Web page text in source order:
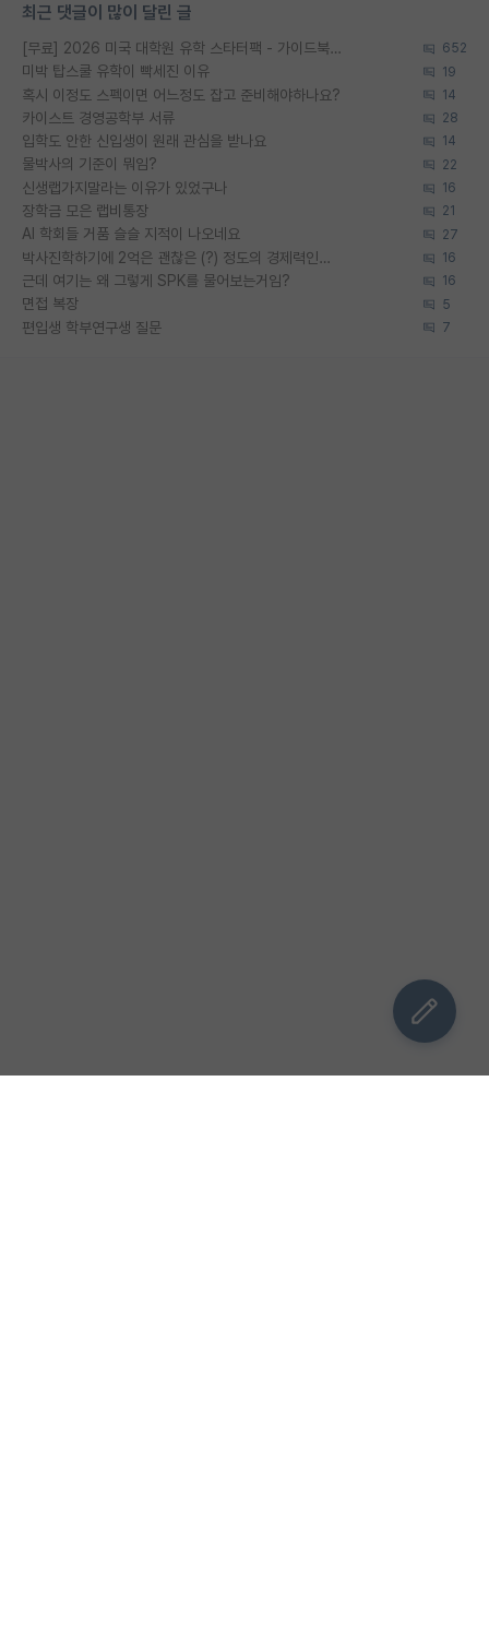
최근 댓글이 많이 달린 글
[무료] 2026 미국 대학원 유학 스타터팩 - 가이드북 & 합격자 컨택메일 템플릿 652
미박 탑스쿨 유학이 빡세진 이유 19
혹시 이정도 스펙이면 어느정도 잡고 준비해야하나요? 14
카이스트 경영공학부 서류 28
입학도 안한 신입생이 원래 관심을 받나요 14
물박사의 기준이 뭐임? 22
신생랩가지말라는 이유가 있었구나 16
장학금 모은 랩비통장 21
AI 학회들 거품 슬슬 지적이 나오네요 27
박사진학하기에 2억은 괜찮은 (?) 정도의 경제력인가요 16
근데 여기는 왜 그렇게 SPK를 물어보는거임? 16
면접 복장 5
편입생 학부연구생 질문 7